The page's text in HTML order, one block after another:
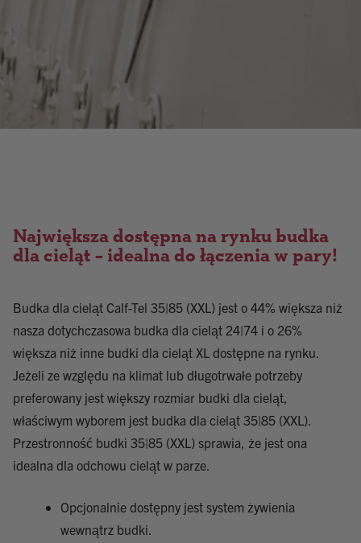
Największa dostępna na rynku budka
dla cieląt – idealna do łączenia w pary!
Budka dla cieląt Calf-Tel 35|85 (XXL) jest o 44% większa niż
nasza dotychczasowa budka dla cieląt 24|74 i o 26%
większa niż inne budki dla cieląt XL dostępne na rynku.
Jeżeli ze względu na klimat lub długotrwałe potrzeby
preferowany jest większy rozmiar budki dla cieląt,
właściwym wyborem jest budka dla cieląt 35|85 (XXL).
Przestronność budki 35|85 (XXL) sprawia, że jest ona
idealna dla odchowu cieląt w parze.
Opcjonalnie dostępny jest system żywienia
wewnątrz budki.